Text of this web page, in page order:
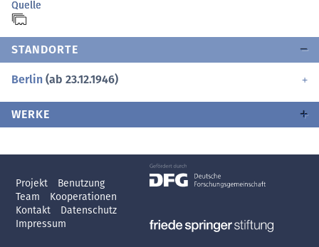
Quelle
STANDORTE
Berlin (ab 23.12.1946)
WERKE
Projekt
Benutzung
Team
Kooperationen
Kontakt
Datenschutz
Impressum